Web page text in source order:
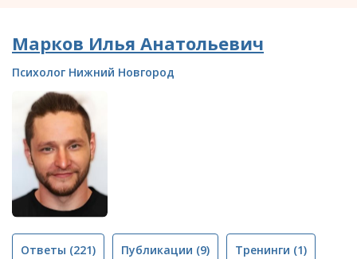
Марков Илья Анатольевич
Психолог Нижний Новгород
Ответы (221) Публикации (9) Тренинги (1)